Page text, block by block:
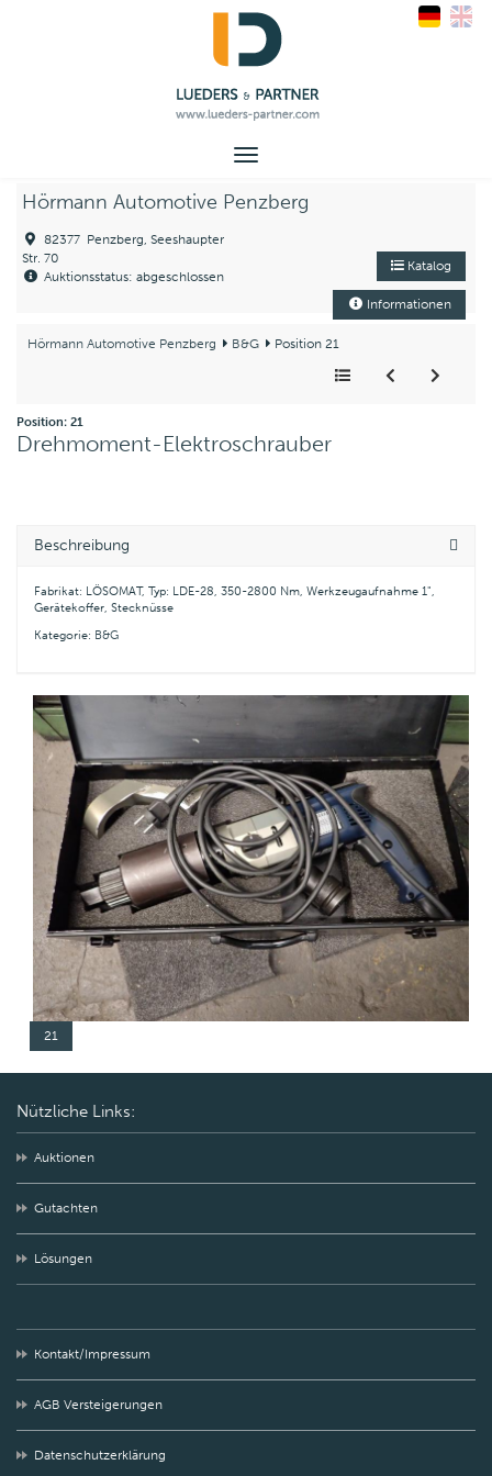
Toggle
Hörmann Automotive Penzberg
82377 Penzberg, Seeshaupter
Str. 70
Auktionsstatus: abgeschlossen
Katalog
Informationen
Hörmann Automotive Penzberg B&G Position 21
Position: 21
Drehmoment-Elektroschrauber
Beschreibung
Fabrikat: LÖSOMAT, Typ: LDE-28, 350-2800 Nm, Werkzeugaufnahme 1",
Gerätekoffer, Stecknüsse
Kategorie: B&G
21
Nützliche Links:
Auktionen
Gutachten
Lösungen
Kontakt/Impressum
AGB Versteigerungen
Datenschutzerklärung